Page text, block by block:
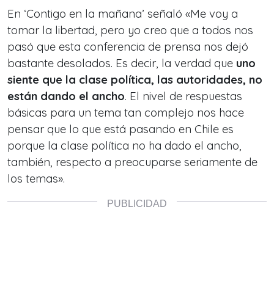
En ‘Contigo en la mañana’ señaló «Me voy a
tomar la libertad, pero yo creo que a todos nos
pasó que esta conferencia de prensa nos dejó
bastante desolados. Es decir, la verdad que uno
siente que la clase política, las autoridades, no
están dando el ancho. El nivel de respuestas
básicas para un tema tan complejo nos hace
pensar que lo que está pasando en Chile es
porque la clase política no ha dado el ancho,
también, respecto a preocuparse seriamente de
los temas».